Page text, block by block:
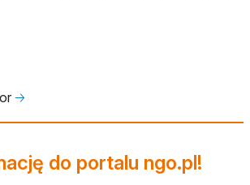
🡢
do portalu ngo.pl!